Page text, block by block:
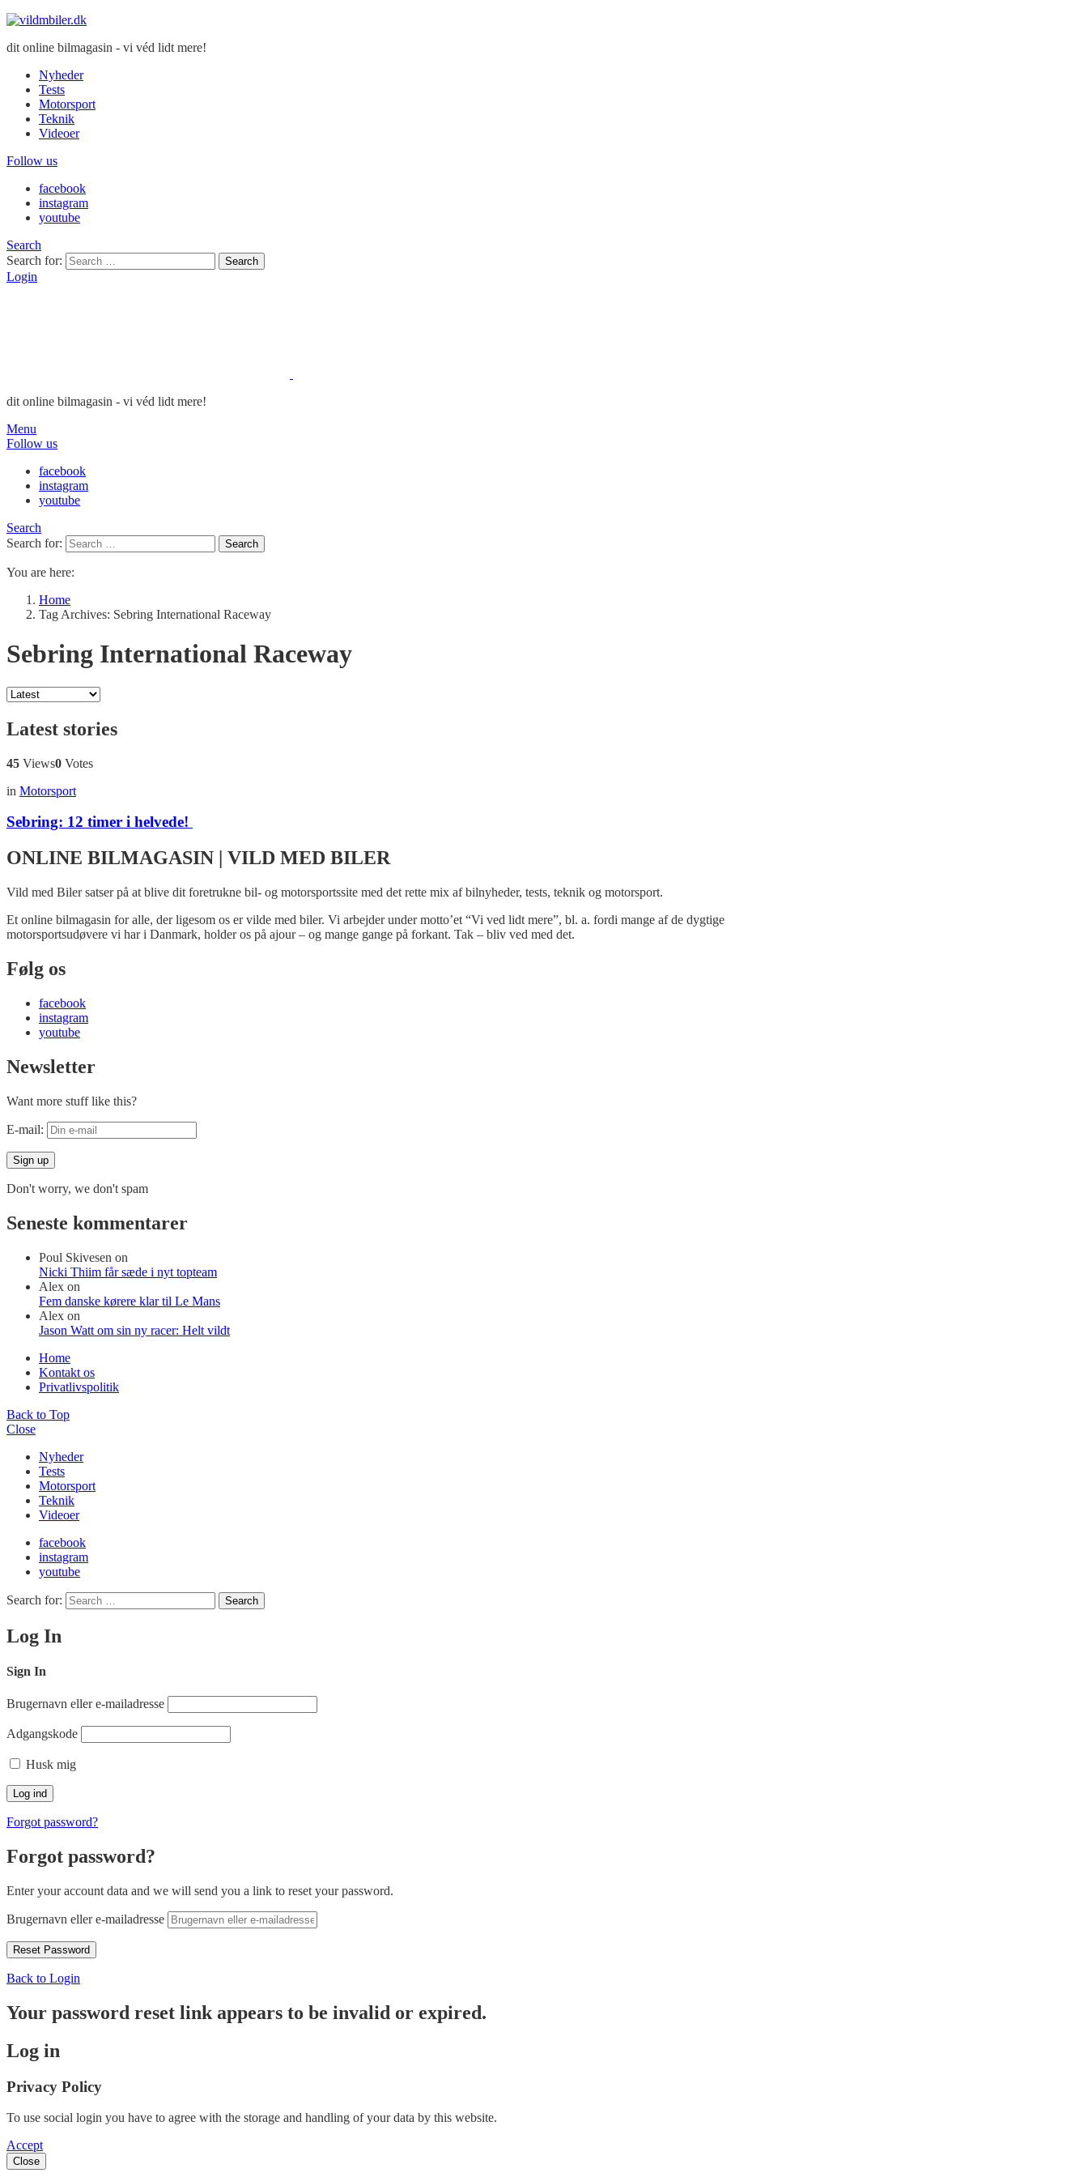
dit online bilmagasin - vi véd lidt mere!
Nyheder
Tests
Motorsport
Teknik
Videoer
Follow us
facebook
instagram
youtube
Search
Search for:
Search
Login
dit online bilmagasin - vi véd lidt mere!
Menu
Follow us
facebook
instagram
youtube
Search
Search for:
Search
You are here:
Home
Tag Archives: Sebring International Raceway
Sebring International Raceway
Latest stories
45 Views0 Votes
in Motorsport
Sebring: 12 timer i helvede!
ONLINE BILMAGASIN | VILD MED BILER
Vild med Biler satser på at blive dit foretrukne bil- og motorsportssite med det rette mix af bilnyheder, tests, teknik og motorsport.
Et online bilmagasin for alle, der ligesom os er vilde med biler. Vi arbejder under motto’et “Vi ved lidt mere”, bl. a. fordi mange af de dygtige
motorsportsudøvere vi har i Danmark, holder os på ajour – og mange gange på forkant. Tak – bliv ved med det.
Følg os
facebook
instagram
youtube
Newsletter
Want more stuff like this?
E-mail:
Don't worry, we don't spam
Seneste kommentarer
Poul Skivesen on
Nicki Thiim får sæde i nyt topteam
Alex on
Fem danske kørere klar til Le Mans
Alex on
Jason Watt om sin ny racer: Helt vildt
Home
Kontakt os
Privatlivspolitik
Back to Top
Close
Nyheder
Tests
Motorsport
Teknik
Videoer
facebook
instagram
youtube
Search for: Search
Log In
Sign In
Brugernavn eller e-mailadresse
Adgangskode
Husk mig
Forgot password?
Forgot password?
Enter your account data and we will send you a link to reset your password.
Brugernavn eller e-mailadresse
Back to Login
Your password reset link appears to be invalid or expired.
Log in
Privacy Policy
To use social login you have to agree with the storage and handling of your data by this website.
Accept
Close